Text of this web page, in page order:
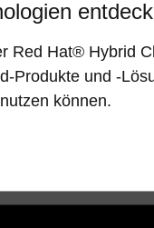
Red Hat® Hybrid
Produkte und -
können.